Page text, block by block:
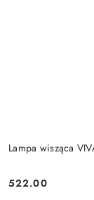
Lampa wisząca
Cena:
522.00